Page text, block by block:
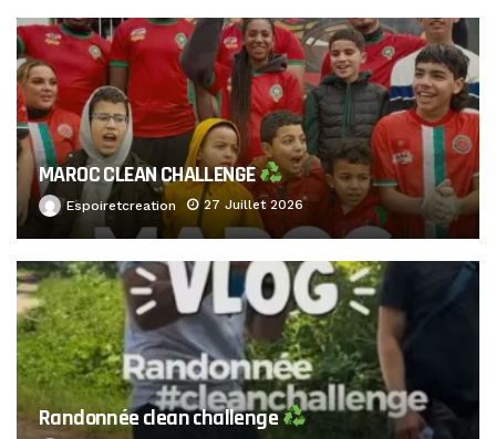
MAROC CLEAN CHALLENGE
Espoiretcreation 27 Juillet 2026
Randonnée clean challenge